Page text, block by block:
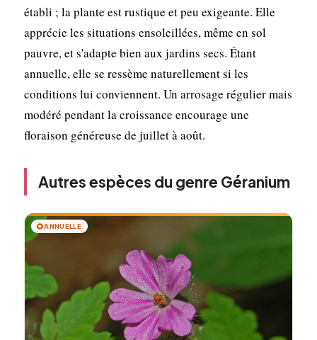
établi ; la plante est rustique et peu exigeante. Elle
apprécie les situations ensoleillées, même en sol
pauvre, et s'adapte bien aux jardins secs. Étant
annuelle, elle se ressème naturellement si les
conditions lui conviennent. Un arrosage régulier mais
modéré pendant la croissance encourage une
floraison généreuse de juillet à août.
Autres espèces du genre Géranium
🌻ANNUELLE